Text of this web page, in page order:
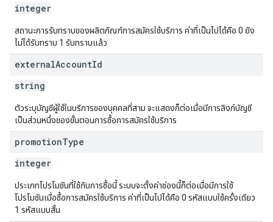
integer
สถานะการรับทราบของผลิตภัณฑ์การสมัครใช้บริการ ค่าที่เป็นไปได้คือ 0 ยัง
ไม่ได้รับทราบ 1 รับทราบแล้ว
externalAccountId
string
ตัวระบุบัญชีผู้ใช้ในบริการของบุคคลที่สาม จะแสดงก็ต่อเมื่อมีการลิงก์บัญชี
เป็นส่วนหนึ่งของขั้นตอนการซื้อการสมัครใช้บริการ
promotionType
integer
ประเภทโปรโมชันที่ใช้กับการซื้อนี้ ระบบจะตั้งค่าช่องนี้ก็ต่อเมื่อมีการใช้
โปรโมชันเมื่อซื้อการสมัครใช้บริการ ค่าที่เป็นไปได้คือ 0 รหัสแบบใช้ครั้งเดียว
1 รหัสแบบสั้น